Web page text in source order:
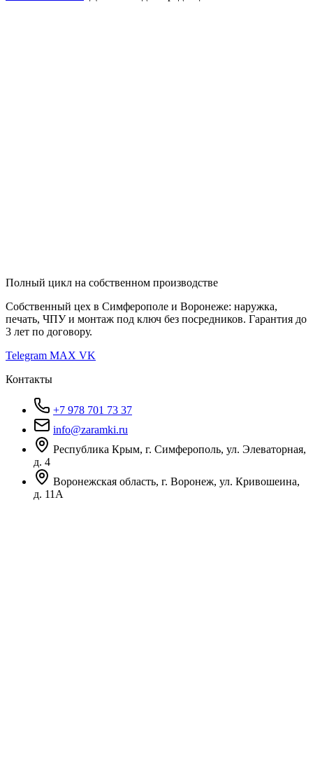
Полный цикл на собственном производстве
Собственный цех в Симферополе и Воронеже: наружка,
печать, ЧПУ и монтаж под ключ без посредников. Гарантия до
3 лет по договору.
Telegram MAX VK
Контакты
+7 978 701 73 37
info@zaramki.ru
Республика Крым, г. Симферополь, ул. Элеваторная,
д. 4
Воронежская область, г. Воронеж, ул. Кривошеина,
д. 11А